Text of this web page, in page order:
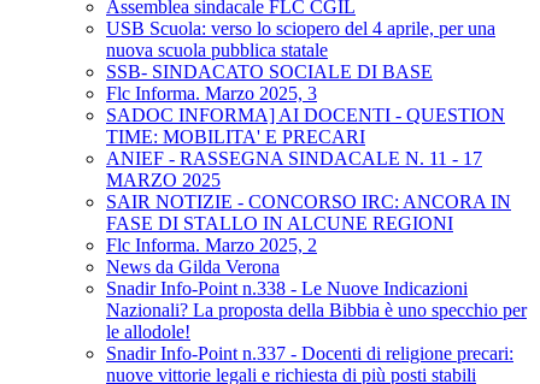
Assemblea sindacale FLC CGIL
USB Scuola: verso lo sciopero del 4 aprile, per una
nuova scuola pubblica statale
SSB- SINDACATO SOCIALE DI BASE
Flc Informa. Marzo 2025, 3
SADOC INFORMA] AI DOCENTI - QUESTION
TIME: MOBILITA' E PRECARI
ANIEF - RASSEGNA SINDACALE N. 11 - 17
MARZO 2025
SAIR NOTIZIE - CONCORSO IRC: ANCORA IN
FASE DI STALLO IN ALCUNE REGIONI
Flc Informa. Marzo 2025, 2
News da Gilda Verona
Snadir Info-Point n.338 - Le Nuove Indicazioni
Nazionali? La proposta della Bibbia è uno specchio per
le allodole!
Snadir Info-Point n.337 - Docenti di religione precari:
nuove vittorie legali e richiesta di più posti stabili